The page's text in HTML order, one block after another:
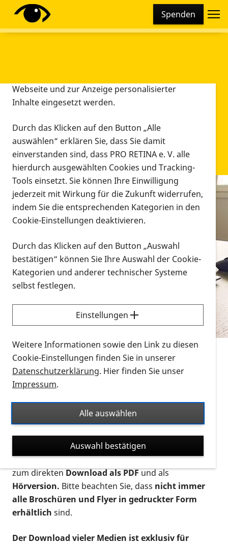
Spenden
Infomaterial
Infomaterial
Vorlesen
Alle Infomaterialien in verschiedenen
Formaten an einem Ort
Sie möchten wissen, wie Sie nach Infonmaterial
suchen und dieses bestellen bzw. herunterladen
können? Schauen Sie sich dieErklärvideos zum
Thema Infomaterial auf der PRO RETINA-Website
für blinde und sehbehinderte Menschen an.
Auf dieser Seite finden Sie sämtliches Infomaterial
Ort. Nutzen Sie den Formatfilter, um ausschließlich
nach Flyern und Broschüren, Audios oder Videos zu
suchen. Die meisten Flyer und Broschüren werden in
verschiedenen Formaten angeboten: zur
postalischen Bestellung als gedruckte Variante
zum direktenDownload als PDFund als
Hörversion. Bitte beachten Sie, dass nicht immer
alle Broschüren und Flyer in gedruckter Form
erhältlich sind.
Der Download vieler Medien ist exklusiv für
Diese Webseite setzt verschiedene Cookies und
Tracking-Tools ein. Dies beinhaltet Cookies und
Webseite und zur Anzeige personalisierter
Inhalte eingesetzt werden.
Durch das Klicken auf den Button „Alle
auswählen“ erklären Sie, dass Sie damit
einverstanden sind, dass PRO RETINA e. V. alle
hierdurch ausgewählten Cookies und Tracking-
Tools einsetzt. Sie können Ihre Einwilligung
jederzeit mit Wirkung für die Zukunft widerrufen,
indem Sie die entsprechenden Kategorien in den
Cookie-Einstellungen deaktivieren.
Durch das Klicken auf den Button „Auswahl
bestätigen“ können Sie Ihre Auswahl der Cookie-
Kategorien und anderer technischer Systeme
selbst festlegen.
Einstellungen
Weitere Informationen sowie den Link zu diesen
Cookie-Einstellungen finden Sie in unserer
Datenschutzerklärung. Hier finden Sie unser
Impressum.
Alle auswählen
Auswahl bestätigen